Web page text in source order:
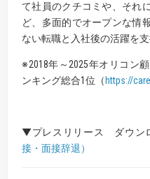
て社員のクチコミや、それ
ど、多面的でオープンな情
ない転職と入社後の活躍を支
※2018年～2025年オリコン
ンキング総合1位（ https://
▼プレスリリース ダウン
接・面接辞退）